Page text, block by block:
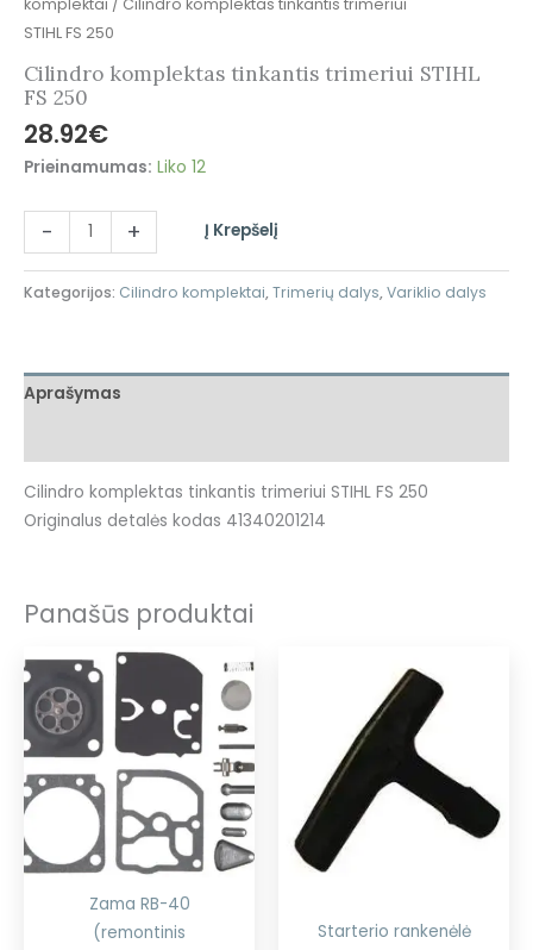
STIHL FS 250
Cilindro komplektas tinkantis trimeriui STIHL
FS 250
28.92€
Prieinamumas: Liko 12
- + Į Krepšelį
Kategorijos: Cilindro komplektai,Trimerių dalys,Variklio dalys
Aprašymas
Cilindro komplektas tinkantis trimeriui STIHL FS 250
Originalus detalės kodas 41340201214
Panašūs produktai
Zama RB-40
(remontinis
Starterio rankenėlė